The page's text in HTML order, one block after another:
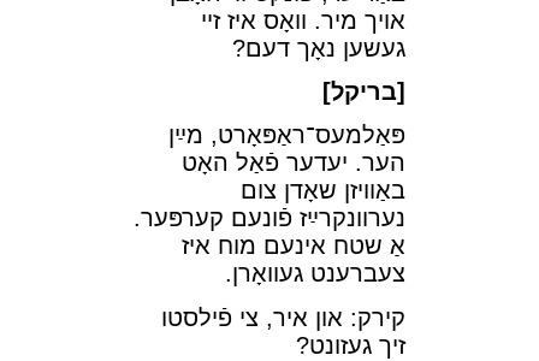
אױך מיר. װאָס איז זײ
געשען נאָך דעם?
[⁠בריקל]
פּאַלמעס־ראַפּאָרט, מײַן
הער. יעדער פֿאַל האָט
באַװיזן שאָדן צום
נערװנקרײַז פֿונעם קערפּער.
אַ שטח אינעם מוח איז
צעברענט געװאָרן.
קירק: און איר, צי פֿילסטו
זיך געזונט?